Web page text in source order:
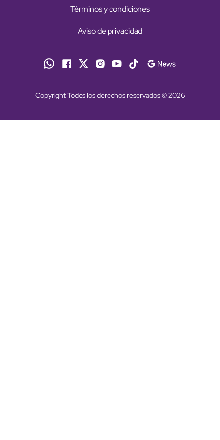
Términos y condiciones
Aviso de privacidad
Copyright Todos los derechos reservados © 2026